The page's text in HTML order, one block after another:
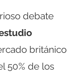
debate
británico
50% de los